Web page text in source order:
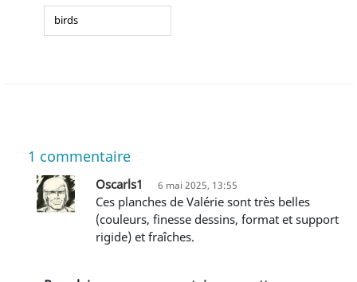
birds
1 commentaire
Oscarls1 6 mai 2025, 13:55
Ces planches de Valérie sont très belles
(couleurs, finesse dessins, format et support
rigide) et fraîches.